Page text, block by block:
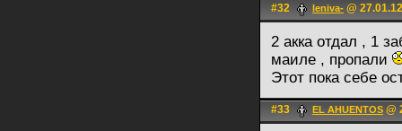
#32 leniva- @
2 акка отдал , 1
маиле , пропали
Этот пока себе
#33 EL AHUENTOS @